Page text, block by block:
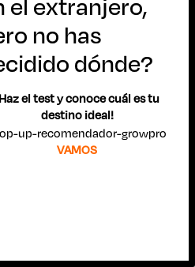
Gabriel Belandria
historia, actividades y
Gabriel Belandria
el test y conoce cuál es tu
destino ideal!
VAMOS